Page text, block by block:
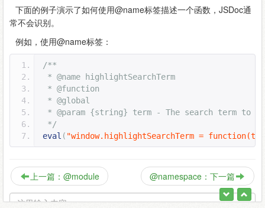
下面的例子演示了如何使用@name标签描述一个函数，JSDoc通
常不会识别。
例如，使用@name标签：
/**
* @name highlightSearchTerm
* @function
* @global
* @param {string} term - The search term to
*/
eval ( "window.highlightSearchTerm =
上一篇：@module @namespace：下一篇